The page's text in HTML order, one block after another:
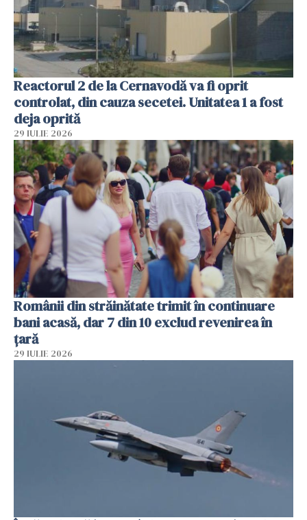
Reactorul 2 de la Cernavodă va fi oprit
controlat, din cauza secetei. Unitatea 1 a fost
deja oprită
29 IULIE 2026
Românii din străinătate trimit în continuare
bani acasă, dar 7 din 10 exclud revenirea în
țară
29 IULIE 2026